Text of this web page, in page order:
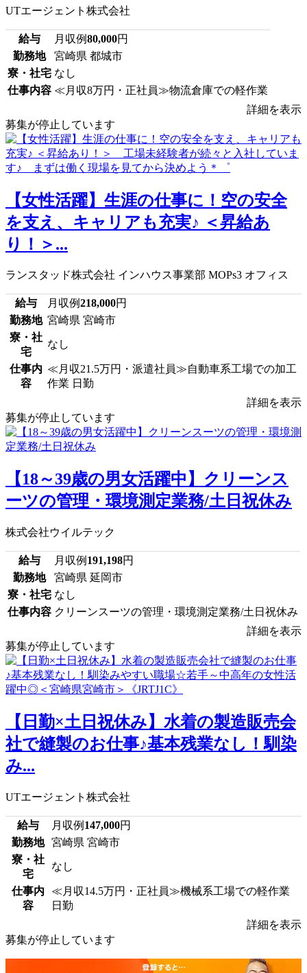
UTエージェント株式会社
給与 月収例80,000円
勤務地
宮崎県 都城市
寮・社宅 なし
仕事内容 ≪月収8万円・正社員≫物流倉庫での軽作業
詳細を表示
募集が停止しています
【女性活躍】生涯の仕事に！空の安全
を支え、キャリアも充実♪ ＜昇給あ
り！＞...
ランスタッド株式会社 インハウス事業部 MOPs3 オフィス
給与 月収例218,000円
勤務地 宮崎県 宮崎市
寮・社
宅
なし
仕事内
容
≪月収21.5万円・派遣社員≫自動車系工場での加工
作業 日勤
詳細を表示
募集が停止しています
【18～39歳の男女活躍中】クリーンス
ーツの管理・環境測定業務/土日祝休み
株式会社ウイルテック
給与 月収例 191,198円
勤務地
宮崎県 延岡市
寮・社宅 なし
仕事内容 クリーンスーツの管理・環境測定業務/土日祝休み
詳細を表示
募集が停止しています
【日勤×土日祝休み】水着の製造販売会
社で縫製のお仕事♪基本残業なし！馴染
み...
UTエージェント株式会社
給与 月収例 147,000円
勤務地 宮崎県 宮崎市
寮・社
宅
なし
仕事内
容
≪月収14.5万円・正社員≫機械系工場での軽作業
日勤
詳細を表示
募集が停止しています